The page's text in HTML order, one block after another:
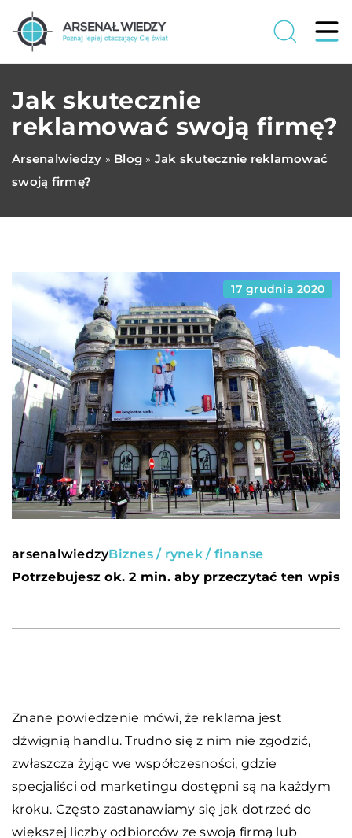
Jak skutecznie
reklamować swoją firmę?
Arsenalwiedzy » Blog » Jak skutecznie reklamować
swoją firmę?
17 grudnia 2020
arsenalwiedzyBiznes / rynek / finanse
Potrzebujesz ok. 2 min. aby przeczytać ten wpis
Znane powiedzenie mówi, że reklama jest
dźwignią handlu. Trudno się z nim nie zgodzić,
zwłaszcza żyjąc we współczesności, gdzie
specjaliści od marketingu dostępni są na każdym
kroku. Często zastanawiamy się jak dotrzeć do
większej liczby odbiorców ze swoją firmą lub